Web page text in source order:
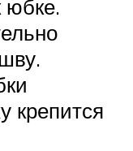
юбке.
крепится